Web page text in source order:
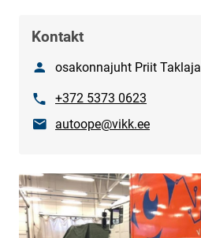
Kontakt
Nimiosakonnajuht Priit Taklaja
Telefon+372 5373 0623
E-postautoope@vikk.ee